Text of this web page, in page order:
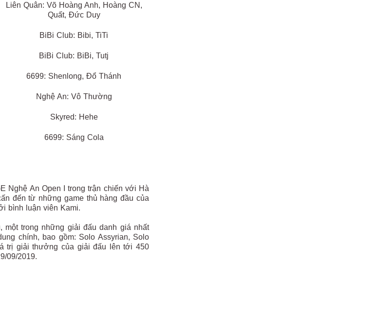
Liên Quân: Võ Hoàng Anh, Hoàng CN,
Quất, Đức Duy
BiBi Club: Bibi, TiTi
BiBi Club: BiBi, Tutj
6699: Shenlong, Đổ Thánh
Nghệ An: Vô Thường
Skyred: Hehe
6699: Sáng Cola
Nghệ An Open I trong trận chiến với Hà
đến từ những game thủ hàng đầu của
bình luận viên Kami.
một trong những giải đấu danh giá nhất
chính, bao gồm: Solo Assyrian, Solo
trị giải thưởng của giải đấu lên tới 450
09/2019.